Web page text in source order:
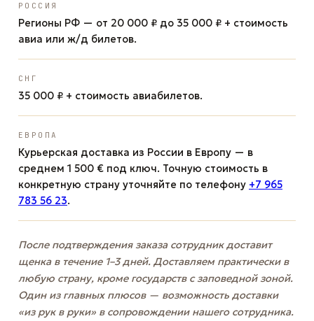
РОССИЯ
Регионы РФ — от 20 000 ₽ до 35 000 ₽ + стоимость
авиа или ж/д билетов.
СНГ
35 000 ₽ + стоимость авиабилетов.
ЕВРОПА
Курьерская доставка из России в Европу — в
среднем 1 500 € под ключ. Точную стоимость в
конкретную страну уточняйте по телефону +7 965
783 56 23.
После подтверждения заказа сотрудник доставит
щенка в течение 1–3 дней. Доставляем практически в
любую страну, кроме государств с заповедной зоной.
Один из главных плюсов — возможность доставки
«из рук в руки» в сопровождении нашего сотрудника.